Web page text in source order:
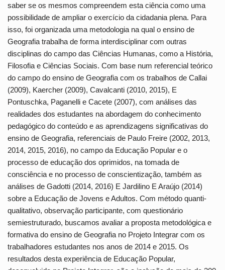
saber se os mesmos compreendem esta ciência como uma
possibilidade de ampliar o exercício da cidadania plena. Para
isso, foi organizada uma metodologia na qual o ensino de
Geografia trabalha de forma interdisciplinar com outras
disciplinas do campo das Ciências Humanas, como a História,
Filosofia e Ciências Sociais. Com base num referencial teórico
do campo do ensino de Geografia com os trabalhos de Callai
(2009), Kaercher (2009), Cavalcanti (2010, 2015), E
Pontuschka, Paganelli e Cacete (2007), com análises das
realidades dos estudantes na abordagem do conhecimento
pedagógico do conteúdo e as aprendizagens significativas do
ensino de Geografia, referenciais de Paulo Freire (2002, 2013,
2014, 2015, 2016), no campo da Educação Popular e o
processo de educação dos oprimidos, na tomada de
consciência e no processo de conscientização, também as
análises de Gadotti (2014, 2016) E Jardilino E Araújo (2014)
sobre a Educação de Jovens e Adultos. Com método quanti-
qualitativo, observação participante, com questionário
semiestruturado, buscamos avaliar a proposta metodológica e
formativa do ensino de Geografia no Projeto Integrar com os
trabalhadores estudantes nos anos de 2014 e 2015. Os
resultados desta experiência de Educação Popular,